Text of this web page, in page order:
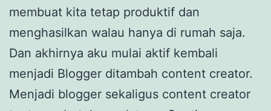
membuat kita tetap produktif dan
menghasilkan walau hanya di rumah saja.
Dan akhirnya aku mulai aktif kembali
menjadi Blogger ditambah content creator.
Menjadi blogger sekaligus content creator